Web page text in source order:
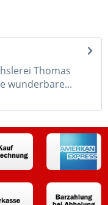
Thomas
wunderbare...